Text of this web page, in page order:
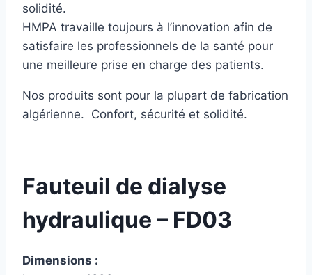
solidité.
HMPA travaille toujours à l’innovation afin de
satisfaire les professionnels de la santé pour
une meilleure prise en charge des patients.
Nos produits sont pour la plupart de fabrication
algérienne. Confort, sécurité et solidité.
Fauteuil de dialyse
hydraulique – FD03
Dimensions :